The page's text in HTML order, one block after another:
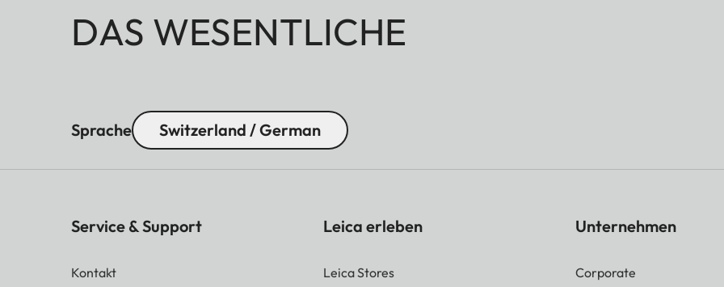
DAS WESENTLICHE
Sprache Switzerland / German
Service & Support
Kontakt
Leica erleben
Leica Stores
Unternehmen
Corporate